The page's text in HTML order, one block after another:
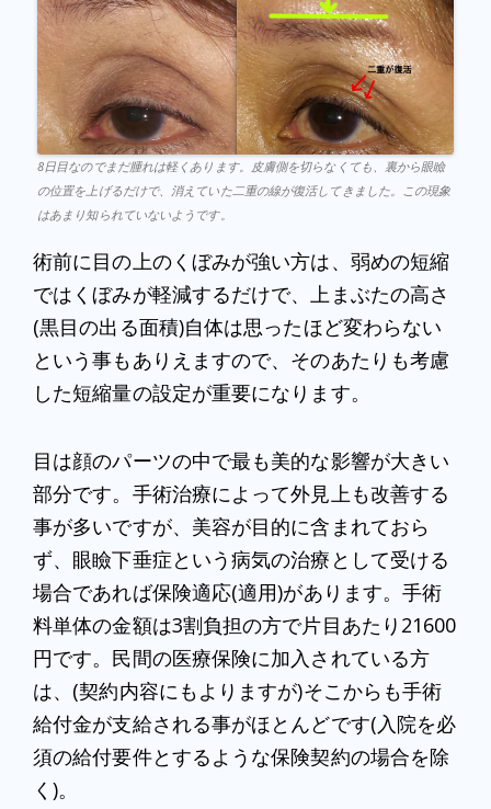
8日目なのでまだ腫れは軽くあります。皮膚側を切らなくても、裏から眼瞼
の位置を上げるだけで、消えていた二重の線が復活してきました。この現象
はあまり知られていないようです。
術前に目の上のくぼみが強い方は、弱めの短縮
ではくぼみが軽減するだけで、上まぶたの高さ
(黒目の出る面積)自体は思ったほど変わらない
という事もありえますので、そのあたりも考慮
した短縮量の設定が重要になります。
目は顔のパーツの中で最も美的な影響が大きい
部分です。手術治療によって外見上も改善する
事が多いですが、美容が目的に含まれておら
ず、眼瞼下垂症という病気の治療として受ける
場合であれば保険適応(適用)があります。手術
料単体の金額は3割負担の方で片目あたり21600
円です。民間の医療保険に加入されている方
は、(契約内容にもよりますが)そこからも手術
給付金が支給される事がほとんどです(入院を必
須の給付要件とするような保険契約の場合を除
く)。